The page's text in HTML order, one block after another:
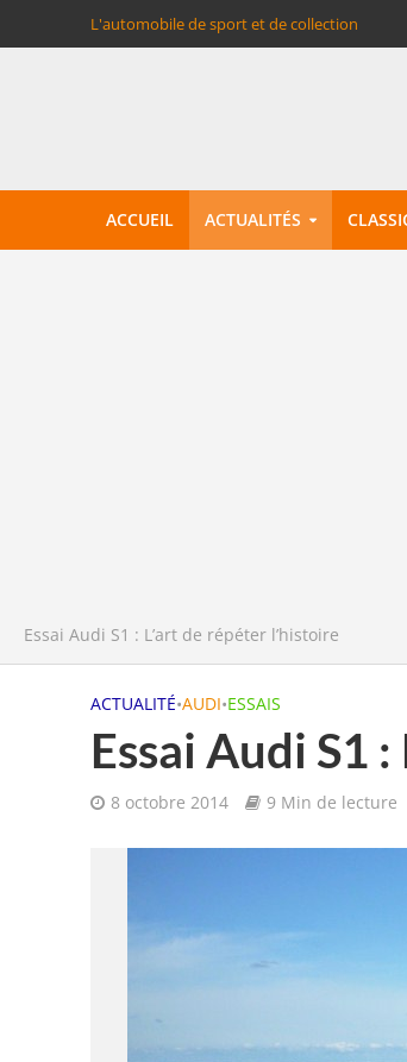
L'automobile de sport et de collection
ACCUEIL ACTUALITÉS
Essai Audi S1 : L’art de répéter l’histoire
ACTUALITÉ•AUDI•ESSAIS
Essai Audi S1
8 octobre 2014 9 Min de lecture